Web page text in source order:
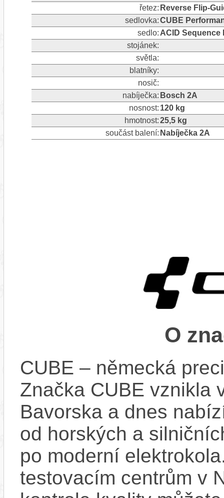
řetez: Reverse Flip-
sedlovka:CUBE
sedlo: ACID Sequence
stojánek:
světla:
blatníky:
nosič:
nabíječka: Bosch 2A
nosnost: 120 kg
hmotnost:25,5 kg
součást balení: Nabíječka 2A
O
CUBE – německá
Značka CUBE vznikla
Bavorska a dnes
od horských a
po moderní
testovacím centrům v